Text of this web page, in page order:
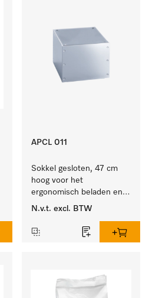
APCL 011
Sokkel gesloten, 47 cm
hoog voor het
ergonomisch beladen en
legen van de wasmachine
N.v.t. excl. BTW